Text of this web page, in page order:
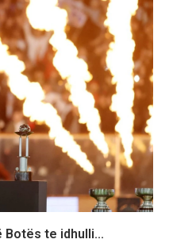
Botës te idhulli...